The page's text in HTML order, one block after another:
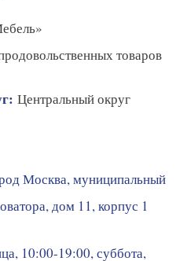
товаров
Центральный округ
Москва, муниципальный
дом 11, корпус 1
10:00-19:00, суббота,